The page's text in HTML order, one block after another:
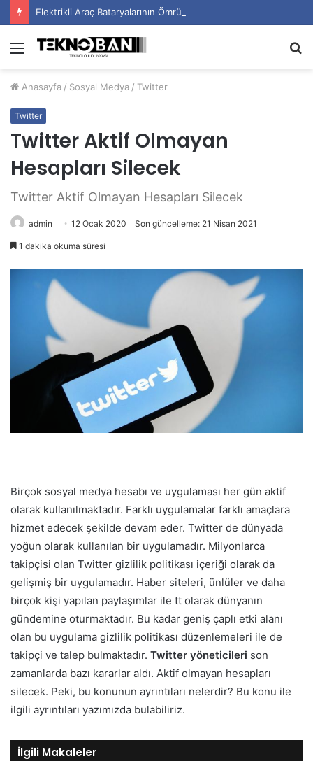
Elektrikli Araç Bataryalarının Ömrü Nasıl Uzatılır?
Menü
Anasayfa / Sosyal Medya / Twitter
Twitter
Twitter Aktif Olmayan
Hesapları Silecek
Twitter Aktif Olmayan Hesapları Silecek
admin 12 Ocak 2020 Son güncelleme: 21 Nisan 2021
1 dakika okuma süresi
Birçok sosyal medya hesabı ve uygulaması her gün aktif
olarak kullanılmaktadır. Farklı uygulamalar farklı amaçlara
hizmet edecek şekilde devam eder. Twitter de dünyada
yoğun olarak kullanılan bir uygulamadır. Milyonlarca
takipçisi olan Twitter gizlilik politikası içeriği olarak da
gelişmiş bir uygulamadır. Haber siteleri, ünlüler ve daha
birçok kişi yapılan paylaşımlar ile tt olarak dünyanın
gündemine oturmaktadır. Bu kadar geniş çaplı etki alanı
olan bu uygulama gizlilik politikası düzenlemeleri ile de
takipçi ve talep bulmaktadır. Twitter yöneticileri son
zamanlarda bazı kararlar aldı. Aktif olmayan hesapları
silecek. Peki, bu konunun ayrıntıları nelerdir? Bu konu ile
ilgili ayrıntıları yazımızda bulabiliriz.
İlgili Makaleler